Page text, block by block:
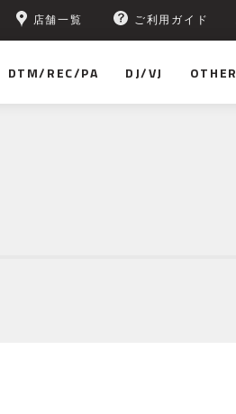
店舗一覧 ご利用ガイド
DTM/REC/PA DJ/VJ OTHER